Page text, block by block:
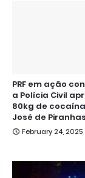
PRF em ação
a Polícia Civil
80kg de
José de
February 24, 2025